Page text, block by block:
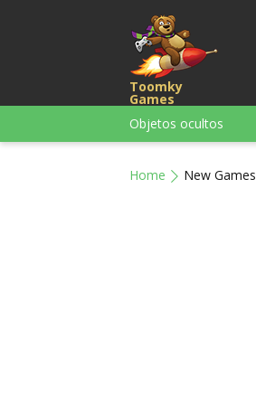
Toomky
Games
Objetos ocultos
Home New Games